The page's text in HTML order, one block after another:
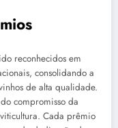
reconhecidos em
consolidando a
de alta qualidade.
compromisso da
Cada prêmio